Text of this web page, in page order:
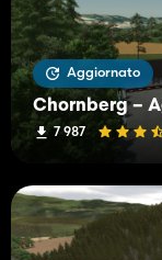
Aggiornato
7 987